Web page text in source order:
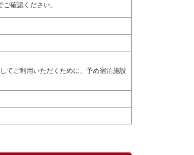
確認ください。
てご利用いただくために、予め宿泊施設